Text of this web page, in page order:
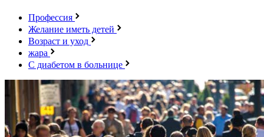
Профессия
Желание иметь детей
Возраст и уход
жара
С диабетом в больнице